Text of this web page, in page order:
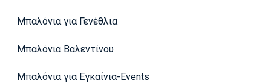
Μπαλόνια για Γενέθλια
Μπαλόνια Βαλεντίνου
Μπαλόνια για Εγκαίνια-Events